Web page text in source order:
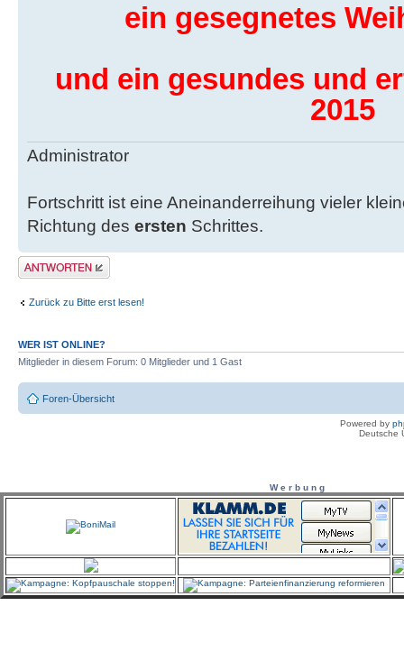
ein gesegnetes
und ein gesundes und
2015
Administrator
Fortschritt ist eine Aneinanderreihung vieler
Richtung des ersten Schrittes.
Antwort erstellen
Zurück zu Bitte erst lesen!
WER IST ONLINE?
Mitglieder in diesem Forum: 0 Mitglieder und 1 Gast
Foren-Übersicht
Powered by
Deutsche
W e r b u n g